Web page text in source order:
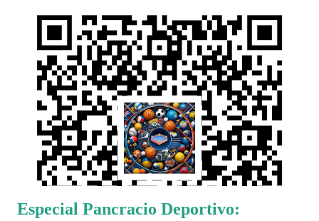
Especial Pancracio Deportivo: